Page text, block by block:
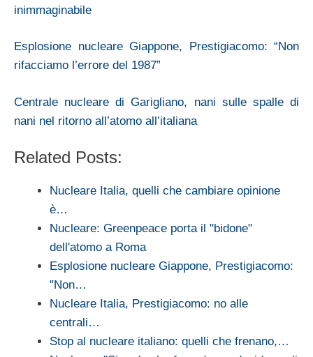
inimmaginabile
Esplosione nucleare Giappone, Prestigiacomo: “Non
rifacciamo l’errore del 1987”
Centrale nucleare di Garigliano, nani sulle spalle di
nani nel ritorno all’atomo all’italiana
Related Posts:
Nucleare Italia, quelli che cambiare opinione
è…
Nucleare: Greenpeace porta il "bidone"
dell'atomo a Roma
Esplosione nucleare Giappone, Prestigiacomo:
"Non…
Nucleare Italia, Prestigiacomo: no alle
centrali…
Stop al nucleare italiano: quelli che frenano,…